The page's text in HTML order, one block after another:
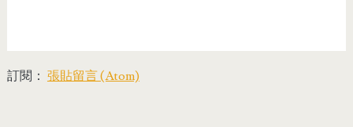
訂閱： 張貼留言 (Atom)